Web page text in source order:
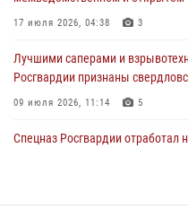
30 июля 2026, 11:33 1
17 июля 2026, 04:38 3
Лучшими саперами и
Росгвардии признаны
09 июля 2026, 11:14 5
Спецназ Росгвардии отработал